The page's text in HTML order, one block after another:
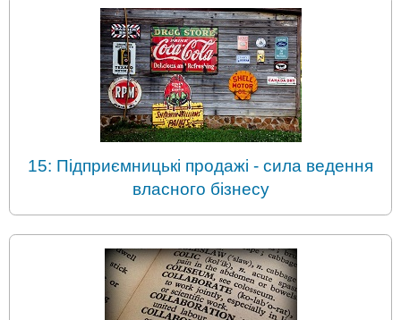
15: Підприємницькі продажі - сила ведення
власного бізнесу